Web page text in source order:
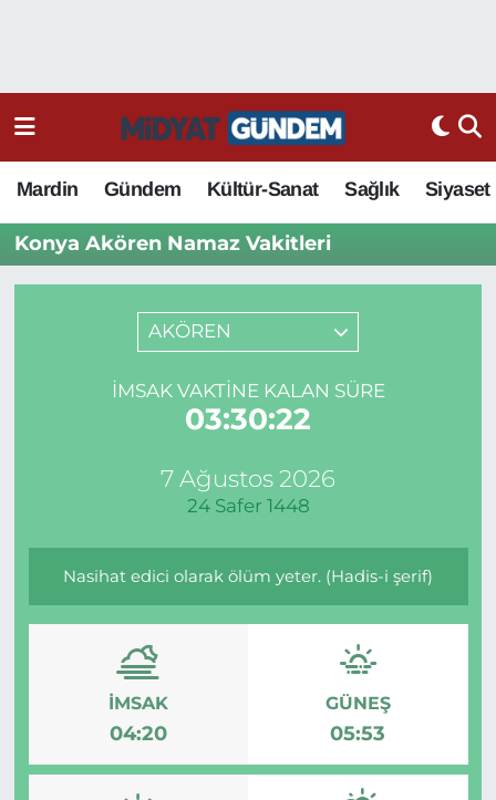
Mardin Gündem Kültür-Sanat Sağlık Siyaset
Konya Akören Namaz Vakitleri
AKÖREN
İMSAK VAKTINE KALAN SÜRE
03:30:22
7 Ağustos 2026
24 Safer 1448
Nasihat edici olarak ölüm yeter. (Hadis-i şerif)
İMSAK
04:20
GÜNEŞ
05:53